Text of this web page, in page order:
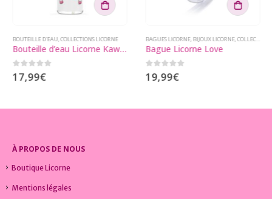
EN PROMOTION
,COLLECTIONS LICORNE
BOUTEILLE D'EAU,COLLECTIONS LICORNE
Bouteille d’eau Licorne Kawaii
0 sur 5
17,99€
BAGUES LICORNE,BIJOUX LICORNE,COLLECTIONS LICORNE
Bague Licorne Love
0 sur 5
19,99€
À PROPOS DE NOUS
Boutique Licorne
Mentions légales